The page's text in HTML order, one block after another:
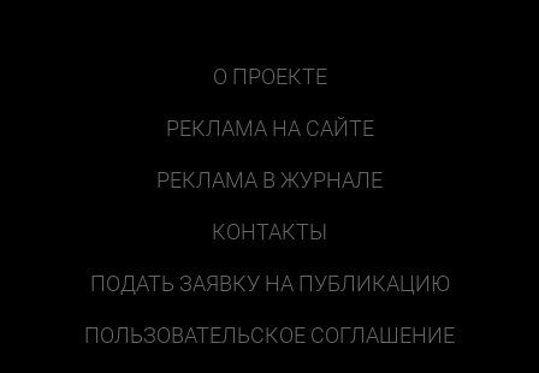
О ПРОЕКТЕ
РЕКЛАМА НА САЙТЕ
РЕКЛАМА В ЖУРНАЛЕ
КОНТАКТЫ
ПОДАТЬ ЗАЯВКУ НА ПУБЛИКАЦИЮ
ПОЛЬЗОВАТЕЛЬСКОЕ СОГЛАШЕНИЕ